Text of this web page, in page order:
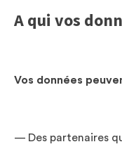
A qui vos
Vos données
— Des partenaires